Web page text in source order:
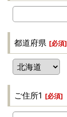
都道府県 [必須]
ご住所1 [必須]